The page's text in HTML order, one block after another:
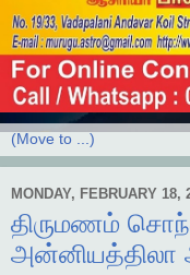
MONDAY, FEBRUARY 18,
திருமணம்
அன்னியத்திலா